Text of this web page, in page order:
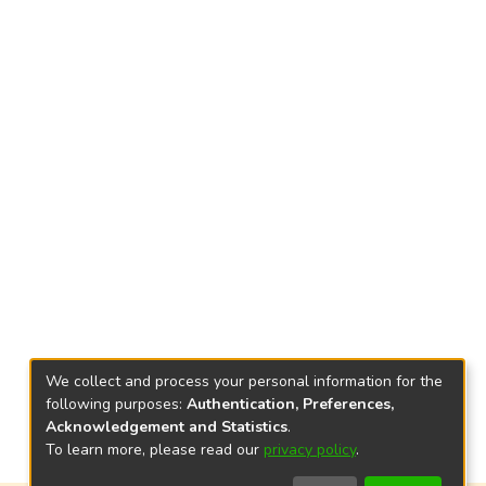
We collect and process your personal information for the
following purposes: Authentication, Preferences,
Acknowledgement and Statistics.
To learn more, please read our privacy policy.